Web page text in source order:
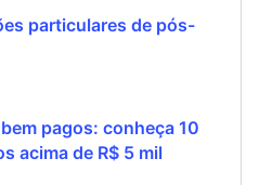
particulares de pós-
pagos: conheça 10
acima de R$ 5 mil